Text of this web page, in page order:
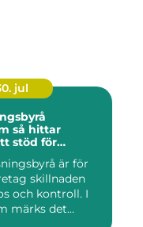
jul
stöd för
är för
skillnaden
och kontroll. I
märks det...